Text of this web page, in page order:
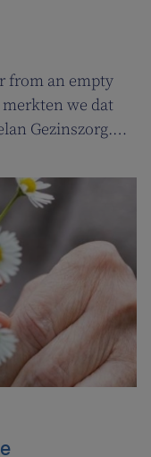
from an empty
we dat
Gezinszorg.
de
ze nog beter voor